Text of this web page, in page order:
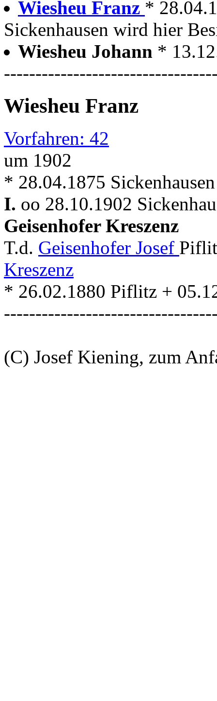
Wiesheu Franz *
Sickenhausen wird hier
Wiesheu Johann *
Wiesheu Franz
Vorfahren: 42
um 1902
* 28.04.1875
I. oo 28.10.1902
Geisenhofer Kreszenz
T.d. Geisenhofer Josef
Kreszenz
* 26.02.1880 Piflitz +
(C) Josef Kiening, zum